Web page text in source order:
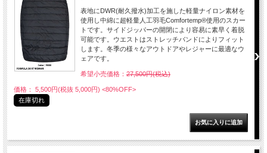
表地にDWR(耐久撥水)加工を施した軽量ナイロン素材を
使用し中綿に超軽量人工羽毛Comfortemp®使用のスカー
トです。サイドジッパーの開閉により容易に素早く着脱
可能です。ウエストはストレッチバンドによりフィット
します。冬季の様々なアウトドアやレジャーに最適なウ
ェアです。
希望小売価格： 27,500円(税込)
価格： 5,500円(税抜 5,000円) <80%OFF>
在庫切れ